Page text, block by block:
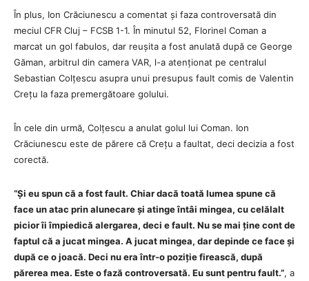
În plus, Ion Crăciunescu a comentat și faza controversată din
meciul CFR Cluj – FCSB 1-1. În minutul 52, Florinel Coman a
marcat un gol fabulos, dar reușita a fost anulată după ce George
Găman, arbitrul din camera VAR, l-a atenționat pe centralul
Sebastian Colțescu asupra unui presupus fault comis de Valentin
Crețu la faza premergătoare golului.
În cele din urmă, Colțescu a anulat golul lui Coman. Ion
Crăciunescu este de părere că Crețu a faultat, deci decizia a fost
corectă.
“Și eu spun că a fost fault. Chiar dacă toată lumea spune că
face un atac prin alunecare și atinge întâi mingea, cu celălalt
picior îi împiedică alergarea, deci e fault. Nu se mai ține cont de
faptul că a jucat mingea. A jucat mingea, dar depinde ce face și
după ce o joacă. Deci nu era într-o poziție firească, după
părerea mea. Este o fază controversată. Eu sunt pentru fault.”, a